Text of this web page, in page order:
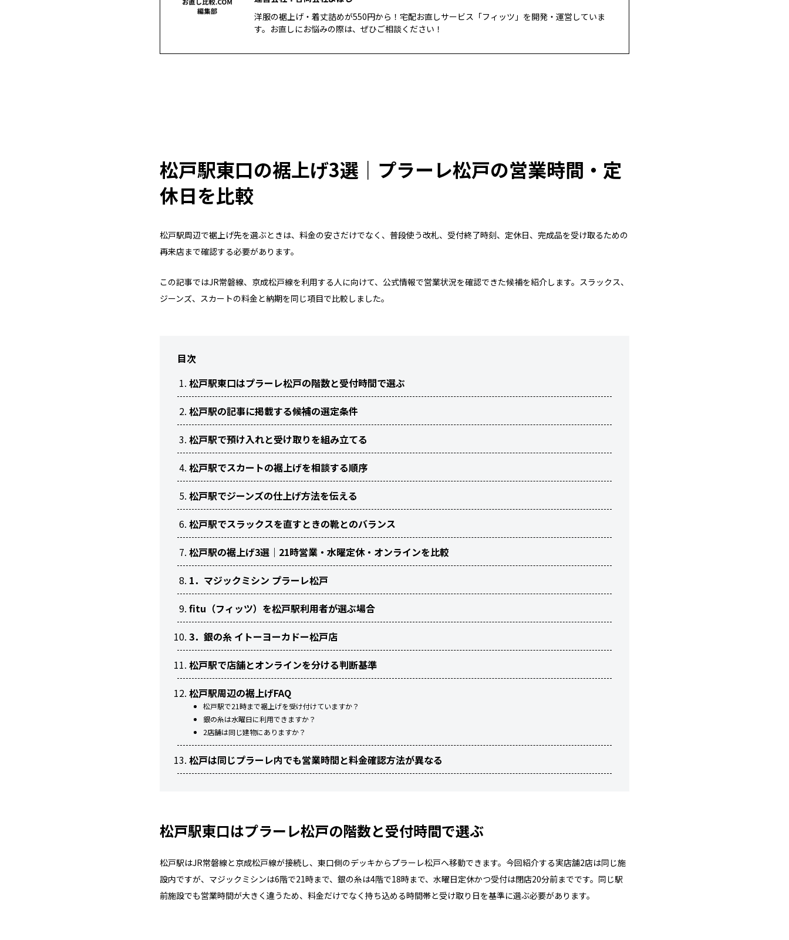
洋服の裾上げ・着丈詰めが550円から！宅配お直しサービス「フィッツ」を開発・運営していま
す。お直しにお悩みの際は、ぜひご相談ください！
松戸駅東口の裾上げ3選｜プラーレ松戸の営業時間・定
休日を比較
松戸駅周辺で裾上げ先を選ぶときは、料金の安さだけでなく、普段使う改札、受付終了時刻、定休日、完成品を受け取るための
再来店まで確認する必要があります。
この記事ではJR常磐線、京成松戸線を利用する人に向けて、公式情報で営業状況を確認できた候補を紹介します。スラックス、
ジーンズ、スカートの料金と納期を同じ項目で比較しました。
目次
松戸駅東口はプラーレ松戸の階数と受付時間で選ぶ
松戸駅の記事に掲載する候補の選定条件
松戸駅で預け入れと受け取りを組み立てる
松戸駅でスカートの裾上げを相談する順序
松戸駅でジーンズの仕上げ方法を伝える
松戸駅でスラックスを直すときの靴とのバランス
松戸駅の裾上げ3選｜21時営業・水曜定休・オンラインを比較
1．マジックミシン プラーレ松戸
fitu（フィッツ）を松戸駅利用者が選ぶ場合
3．銀の糸 イトーヨーカドー松戸店
松戸駅で店舗とオンラインを分ける判断基準
松戸駅周辺の裾上げFAQ
松戸駅で21時まで裾上げを受け付けていますか？
銀の糸は水曜日に利用できますか？
2店舗は同じ建物にありますか？
松戸は同じプラーレ内でも営業時間と料金確認方法が異なる
松戸駅東口はプラーレ松戸の階数と受付時間で選ぶ
松戸駅はJR常磐線と京成松戸線が接続し、東口側のデッキからプラーレ松戸へ移動できます。今回紹介する実店舗2店は同じ施
設内ですが、マジックミシンは6階で21時まで、銀の糸は4階で18時まで、水曜日定休かつ受付は閉店20分前までです。同じ駅
前施設でも営業時間が大きく違うため、料金だけでなく持ち込める時間帯と受け取り日を基準に選ぶ必要があります。